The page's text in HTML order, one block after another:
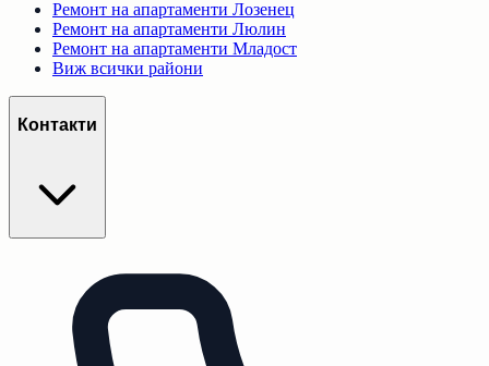
Ремонт на апартаменти Лозенец
Ремонт на апартаменти Люлин
Ремонт на апартаменти Младост
Виж всички райони
Контакти